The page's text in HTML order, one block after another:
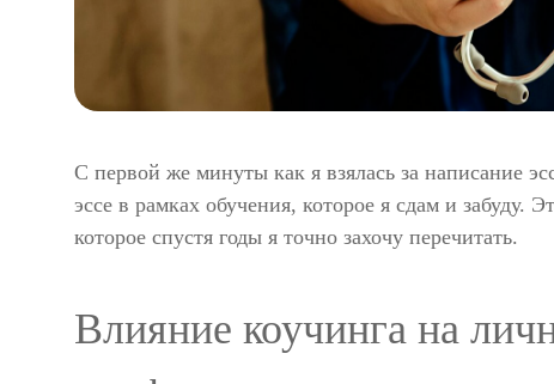
С первой же минуты как я взялась за написание
эссе в рамках обучения, которое я сдам и забуду.
которое спустя годы я точно захочу перечитать.
Влияние коучинга на